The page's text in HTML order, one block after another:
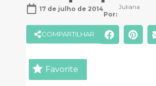
17 de julho de 2014
Por:
Juliana
COMPARTILHAR
Favorite